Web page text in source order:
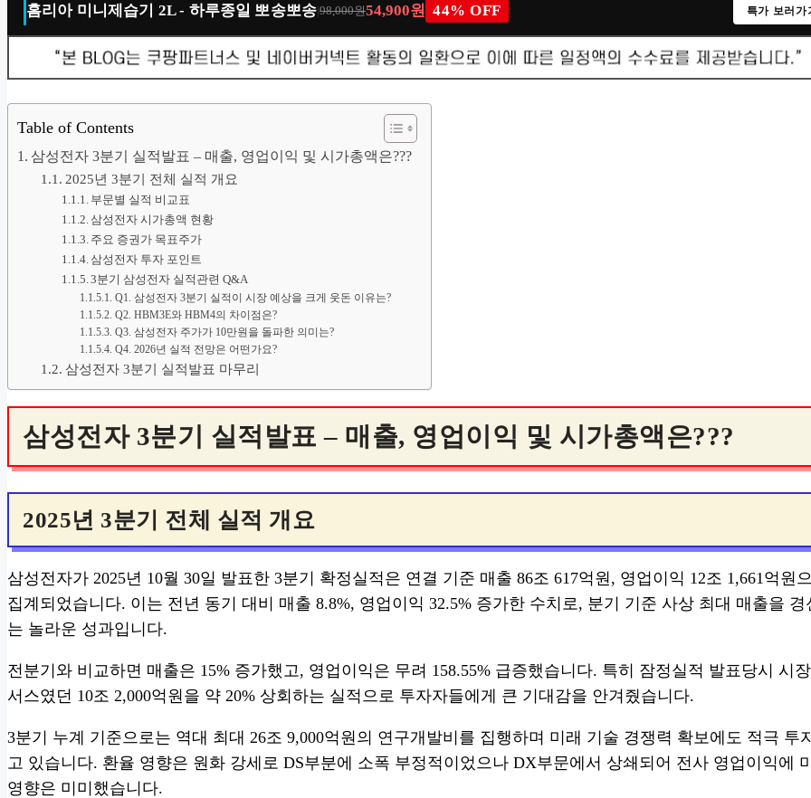
00
DAYS
: 07
HRS
: 16
MIN
: 39
SEC
이벤트 종료
00
DAYS
: 00
HRS
: 00
MIN
: 00
SEC
매일 새로운 특가
00
DAYS
: 14
HRS
: 16
MIN
: 39
SEC
100% 당첨
00
DAYS
: 07
HRS
: 16
MIN
: 39
SEC
홈리아 미니제습기 2L - 하루종일 뽀송뽀송|98,000원54,900원 44% OFF 특가 보러가
Table of Contents
삼성전자 3분기 실적발표 – 매출, 영업이익 및 시가총액은???
2025년 3분기 전체 실적 개요
부문별 실적 비교표
삼성전자 시가총액 현황
주요 증권가 목표주가
삼성전자 투자 포인트
3분기 삼성전자 실적관련 Q&A
Q1. 삼성전자 3분기 실적이 시장 예상을 크게 웃돈 이유는?
Q2. HBM3E와 HBM4의 차이점은?
Q3. 삼성전자 주가가 10만원을 돌파한 의미는?
Q4. 2026년 실적 전망은 어떤가요?
삼성전자 3분기 실적발표 마무리
삼성전자 3분기 실적발표 – 매출, 영업이익 및 시가총액은???
2025년 3분기 전체 실적 개요
삼성전자가 2025년 10월 30일 발표한 3분기 확정실적은 연결 기준 매출 86조 617억원, 영업이익 12조 1,661억원
집계되었습니다. 이는 전년 동기 대비 매출 8.8%, 영업이익 32.5% 증가한 수치로, 분기 기준 사상 최대 매출을 경
는 놀라운 성과입니다.
전분기와 비교하면 매출은 15% 증가했고, 영업이익은 무려 158.55% 급증했습니다. 특히 잠정실적 발표당시 시
서스였던 10조 2,000억원을 약 20% 상회하는 실적으로 투자자들에게 큰 기대감을 안겨줬습니다.
3분기 누계 기준으로는 역대 최대 26조 9,000억원의 연구개발비를 집행하며 미래 기술 경쟁력 확보에도 적극 투
고 있습니다. 환율 영향은 원화 강세로 DS부분에 소폭 부정적이었으나 DX부문에서 상쇄되어 전사 영업이익에
영향은 미미했습니다.